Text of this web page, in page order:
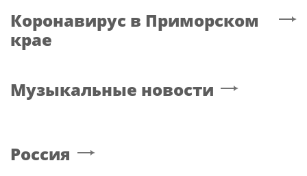
Коронавирус в Приморском
крае
Музыкальные новости
Россия